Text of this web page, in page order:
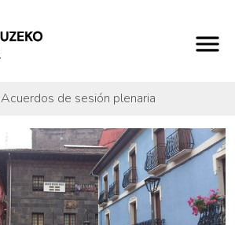
Acuerdos de sesión plenaria